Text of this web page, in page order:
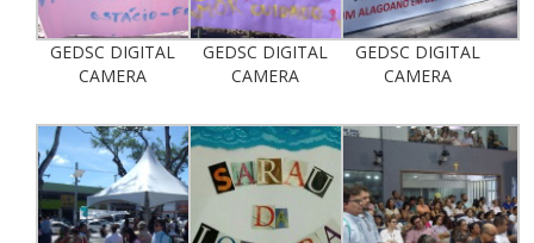
GEDSC DIGITAL
CAMERA
GEDSC DIGITAL
CAMERA
GEDSC DIGITAL
CAMERA